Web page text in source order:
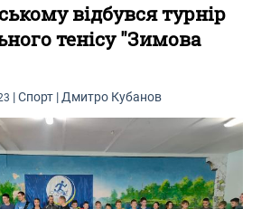
відбувся турнір
тенісу "Зимова
|Спорт | Дмитро Кубанов